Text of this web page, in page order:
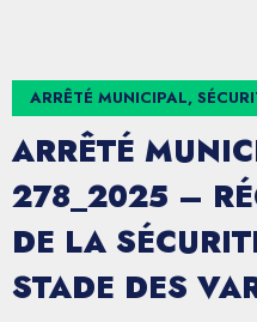
ARRÊTÉ MUNICIPAL,
ARRÊTÉ
278_2025 –
DE LA
STADE DES